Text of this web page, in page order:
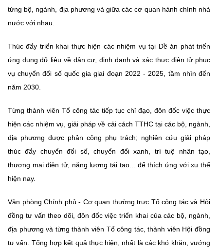
từng bộ, ngành, địa phương và giữa các cơ quan hành chính nhà
nước với nhau.
Thúc đẩy triển khai thực hiện các nhiệm vụ tại Đề án phát triển
ứng dụng dữ liệu về dân cư, định danh và xác thực điện tử phục
vụ chuyển đổi số quốc gia giai đoạn 2022 - 2025, tầm nhìn đến
năm 2030.
Từng thành viên Tổ công tác tiếp tục chỉ đạo, đôn đốc việc thực
hiện các nhiệm vụ, giải pháp về cải cách TTHC tại các bộ, ngành,
địa phương được phân công phụ trách; nghiên cứu giải pháp
thúc đẩy chuyển đổi số, chuyển đổi xanh, trí tuệ nhân tạo,
thương mại điện tử, năng lượng tái tạo... để thích ứng với xu thế
hiện nay.
Văn phòng Chính phủ - Cơ quan thường trực Tổ công tác và Hội
đồng tư vấn theo dõi, đôn đốc việc triển khai của các bộ, ngành,
địa phương và từng thành viên Tổ công tác, thành viên Hội đồng
tư vấn. Tổng hợp kết quả thực hiện, nhất là các khó khăn, vướng